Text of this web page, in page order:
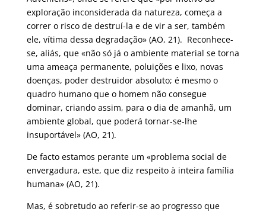
exploração inconsiderada da natureza, começa a
correr o risco de destruí-la e de vir a ser, também
ele, vítima dessa degradação» (AO, 21). Reconhece-
se, aliás, que «não só já o ambiente material se torna
uma ameaça permanente, poluições e lixo, novas
doenças, poder destruidor absoluto; é mesmo o
quadro humano que o homem não consegue
dominar, criando assim, para o dia de amanhã, um
ambiente global, que poderá tornar-se-lhe
insuportável» (AO, 21).
De facto estamos perante um «problema social de
envergadura, este, que diz respeito à inteira família
humana» (AO, 21).
Mas, é sobretudo ao referir-se ao progresso que